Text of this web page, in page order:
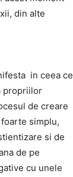
din alte
in ceea ce
propriilor
de creare
simplu,
si de
de pe
cu unele